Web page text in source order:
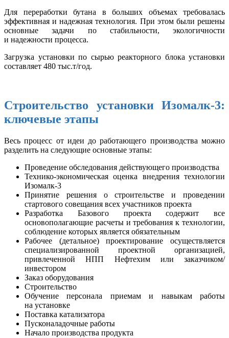
Для переработки бутана в больших объемах требовалась
эффективная и надежная технология. При этом были решены
основные задачи по стабильности, экологичности
и надежности процесса.
Загрузка установки по сырью реакторного блока установки
составляет 480 тыс.т/год.
Строительство установки Изомалк-3:
ключевые этапы
Весь процесс от идеи до работающего производства можно
разделить на следующие основные этапы:
Проведение обследования действующего производства
Технико-экономическая оценка внедрения технологии
Изомалк-3
Принятие решения о строительстве и проведении
стартового совещания всех участников проекта
Разработка Базового проекта содержит все
основополагающие расчеты и требования к технологии,
соблюдение которых является обязательным
Рабочее (детальное) проектирование осуществляется
специализированной проектной организацией,
привлеченной НПП Нефтехим или заказчиком/
инвестором
Заказ оборудования
Строительство
Обучение персонала приемам и навыкам работы
на установке
Поставка катализатора
Пусконаладочные работы
Начало производства продукта